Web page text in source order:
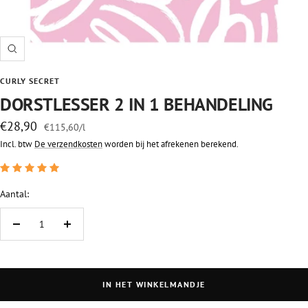
Zoom
CURLY SECRET
DORSTLESSER 2 IN 1 BEHANDELING
Vraagprijs
€28,90 €115,60/l
Incl. btw De verzendkostenworden bij het afrekenen berekend.
Aantal:
HoeveelheidHoeveelheid
IN HET WINKELMANDJE